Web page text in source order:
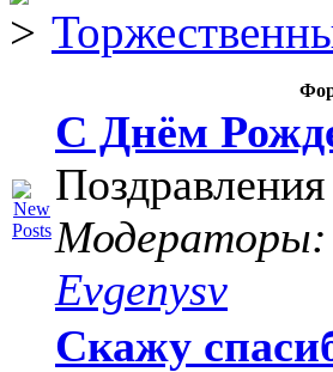
С Днём
Модераторы:
Evgenysv
Скажу